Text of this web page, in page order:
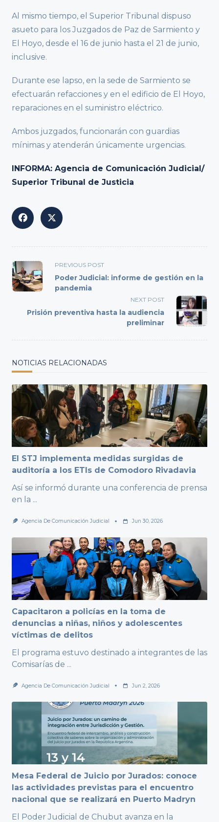
Al mismo tiempo, el Superior Tribunal dispuso
asueto para los Juzgados de Paz de Sarmiento y
El Hoyo, desde el 16 de junio hasta el 21 de junio,
inclusive.
Durante ese lapso, en la sede de Sarmiento se
efectuarán refacciones y en el edificio de El Hoyo,
reparaciones en el suministro eléctrico.
Ambos juzgados, funcionarán con guardias
mínimas y atenderán únicamente urgencias.
INFORMA: Agencia de Comunicación Judicial/
Superior Tribunal de Justicia
<span
class="nav-
subtitle
reader-
PREVIOUS POST
Poder Judicial: informe de gestión en la
pandemia
NEXT POST
Prisión preventiva hasta la audiencia
preliminar
NOTICIAS RELACIONADAS
El STJ implementa medidas surgidas de
auditoría a los ETIs de Comodoro Rivadavia
Así se informó durante una conferencia de prensa
en la ...
Agencia De Comunicación Judicial Jun 30, 2026
Capacitaron a policías en la toma de
denuncias a niñas, niños y adolescentes
víctimas de delitos
El programa estuvo destinado a integrantes de las
Comisarías de ...
Agencia De Comunicación Judicial Jun 2, 2026
Mesa Federal de Juicio por Jurados: conoce
las actividades previstas para el encuentro
nacional que se realizará en Puerto Madryn
El Poder Judicial de Chubut avanza en la